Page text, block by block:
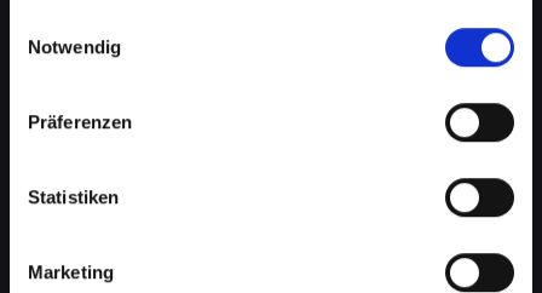
Notwendig
Präferenzen
Statistiken
Marketing
Akkuprobleme bei Ihrem
IPHONE-11-PRO-MAX in
Achau? Finden Sie jetzt eine
Ein schlecht funktionierender Akku in Ihrem
Mobilität und Unabhängigkeit, wenn Sie